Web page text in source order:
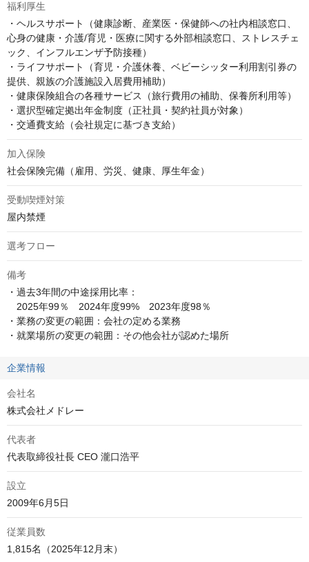
福利厚生
・ヘルスサポート（健康診断、産業医・保健師への社内相談窓口、
心身の健康・介護/育児・医療に関する外部相談窓口、ストレスチェ
ック、インフルエンザ予防接種）
・ライフサポート（育児・介護休養、ベビーシッター利用割引券の
提供、親族の介護施設入居費用補助）
・健康保険組合の各種サービス（旅行費用の補助、保養所利用等）
・選択型確定拠出年金制度（正社員・契約社員が対象）
・交通費支給（会社規定に基づき支給）
加入保険
社会保険完備（雇用、労災、健康、厚生年金）
受動喫煙対策
屋内禁煙
選考フロー
備考
・過去3年間の中途採用比率：
2025年99％　2024年度99%　2023年度98％
・業務の変更の範囲：会社の定める業務
・就業場所の変更の範囲：その他会社が認めた場所
企業情報
会社名
株式会社メドレー
代表者
代表取締役社長 CEO 瀧口浩平
設立
2009年6月5日
従業員数
1,815名（2025年12月末）